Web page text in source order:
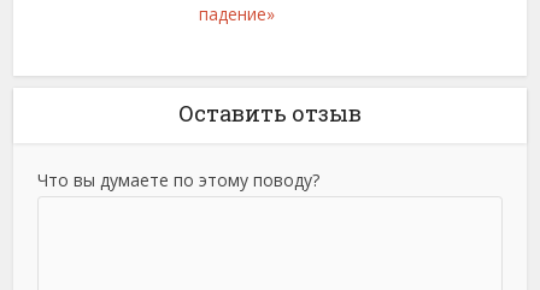
падение»
Оставить отзыв
Что вы думаете по этому поводу?